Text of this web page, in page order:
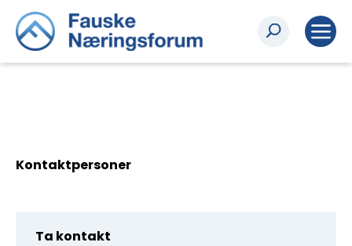
Kontaktpersoner
Ta kontakt